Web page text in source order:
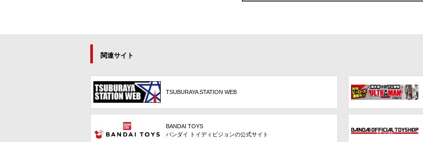
関連サイト
TSUBURAYA STATION WEB
BANDAI TOYS
バンダイ トイディビジョンの公式サイト